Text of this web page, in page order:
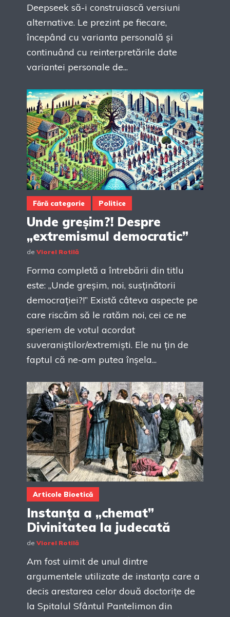
Deepseek să-i construiască versiuni
alternative. Le prezint pe fiecare,
începând cu varianta personală și
continuând cu reinterpretările date
variantei personale de...
Fără categorie Politice
Unde greșim?! Despre
„extremismul democratic”
de Viorel Rotilă
Forma completă a întrebării din titlu
este: „Unde greșim, noi, susținătorii
democrației?!” Există câteva aspecte pe
care riscăm să le ratăm noi, cei ce ne
speriem de votul acordat
suveraniștilor/extremiști. Ele nu țin de
faptul că ne-am putea înșela...
Articole Bioetică
Instanța a „chemat”
Divinitatea la judecată
de Viorel Rotilă
Am fost uimit de unul dintre
argumentele utilizate de instanța care a
decis arestarea celor două doctorițe de
la Spitalul Sfântul Pantelimon din